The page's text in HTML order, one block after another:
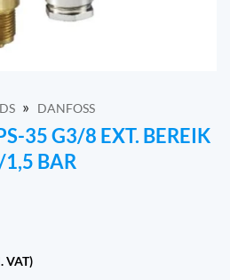
» DANFOSS
35 G3/8 EXT. BEREIK
1,5 BAR
VAT)